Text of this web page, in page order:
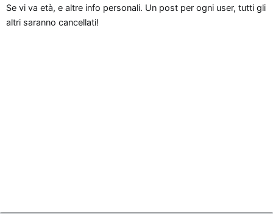
Se vi va età, e altre info personali. Un post per ogni user, tutti gli
altri saranno cancellati!